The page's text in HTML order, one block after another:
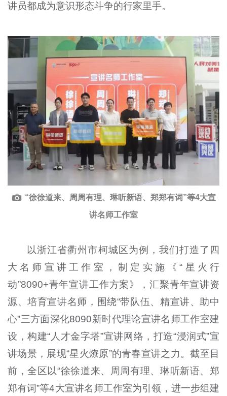
讲员都成为意识形态斗争的行家里手。
“徐徐道来、周周有理、琳听新语、郑郑有词”等4大宣
讲名师工作室
以浙江省衢州市柯城区为例，我们打造了四
大名师宣讲工作室，制定实施《“星火行
动”8090+青年宣讲工作方案》，汇聚青年宣讲资
源、培育宣讲名师，围绕“带队伍、精宣讲、助中
心”三方面深化8090新时代理论宣讲名师工作室建
设，构建“人才金字塔”宣讲网络，打造“浸润式”宣
讲场景，展现“星火燎原”的青春宣讲之力。截至目
前，全区以“徐徐道来、周周有理、琳听新语、郑
郑有词”等4大宣讲名师工作室为引领，进一步组建